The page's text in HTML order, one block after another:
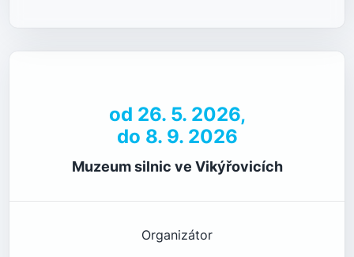
od 26. 5. 2026,
do 8. 9. 2026
Muzeum silnic ve Vikýřovicích
Organizátor